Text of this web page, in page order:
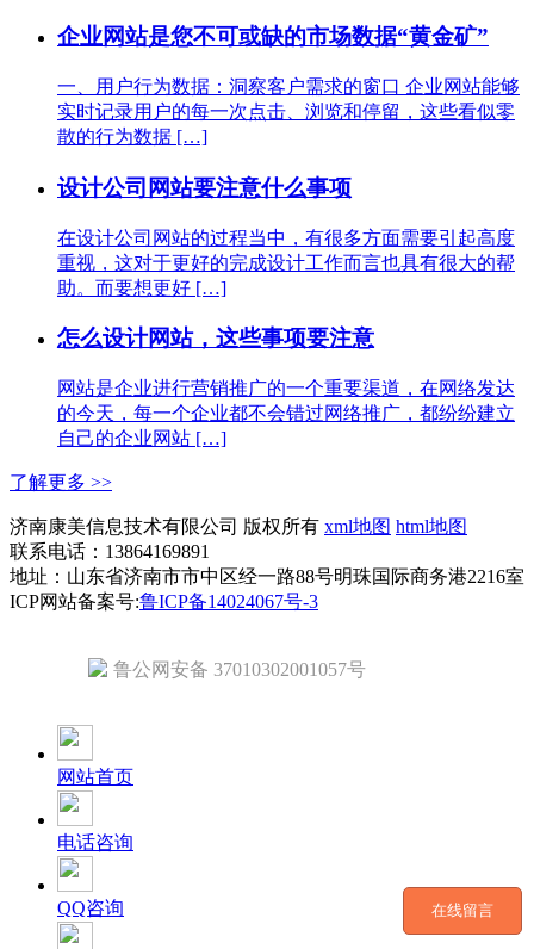
企业网站是您不可或缺的市场数据“黄金矿”
一、用户行为数据：洞察客户需求的窗口 企业网站能够
实时记录用户的每一次点击、浏览和停留，这些看似零
散的行为数据 […]
设计公司网站要注意什么事项
在设计公司网站的过程当中，有很多方面需要引起高度
重视，这对于更好的完成设计工作而言也具有很大的帮
助。而要想更好 […]
怎么设计网站，这些事项要注意
网站是企业进行营销推广的一个重要渠道，在网络发达
的今天，每一个企业都不会错过网络推广，都纷纷建立
自己的企业网站 […]
了解更多 >>
济南康美信息技术有限公司 版权所有 xml地图 html地图
联系电话：13864169891
地址：山东省济南市市中区经一路88号明珠国际商务港2216室
ICP网站备案号:鲁ICP备14024067号-3
鲁公网安备 37010302001057号
网站首页
电话咨询
QQ咨询 在线留言